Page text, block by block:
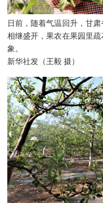
日前，随着气温回升，甘
相继盛开，果农在果园里
象。
新华社发（王毅 摄）